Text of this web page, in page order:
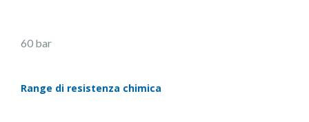
60 bar
Range di resistenza chimica